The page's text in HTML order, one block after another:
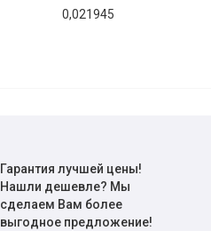
0,021945
Гарантия лучшей цены!
Нашли дешевле? Мы
сделаем Вам более
выгодное предложение!